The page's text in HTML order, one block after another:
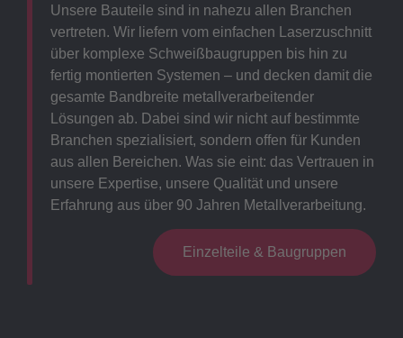
Unsere Bauteile sind in nahezu allen Branchen
vertreten. Wir liefern vom einfachen Laserzuschnitt
über komplexe Schweißbaugruppen bis hin zu
fertig montierten Systemen – und decken damit die
gesamte Bandbreite metallverarbeitender
Lösungen ab. Dabei sind wir nicht auf bestimmte
Branchen spezialisiert, sondern offen für Kunden
aus allen Bereichen. Was sie eint: das Vertrauen in
unsere Expertise, unsere Qualität und unsere
Erfahrung aus über 90 Jahren Metallverarbeitung.
Einzelteile & Baugruppen